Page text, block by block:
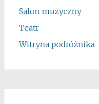
Salon muzyczny
Teatr
Witryna podróżnika